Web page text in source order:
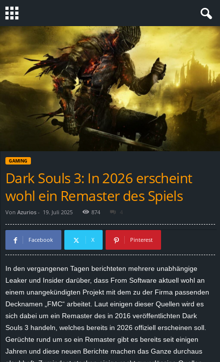
e
v
GAMING
Dark Souls 3: In 2026 erscheint
wohl ein Remaster des Spiels
Von Azurios - 19. Juli 2025 874 4
Facebook X Pinterest
In den vergangenen Tagen berichteten mehrere unabhängige
Leaker und Insider darüber, dass From Software aktuell wohl an
einem unangekündigten Projekt mit dem zu der Firma passenden
Decknamen „FMC“ arbeitet. Laut einigen dieser Quellen wird es
sich dabei um ein Remaster des in 2016 veröffentlichten Dark
Souls 3 handeln, welches bereits in 2026 offiziell erscheinen soll.
Gerüchte rund um so ein Remaster gibt es bereits seit einigen
Jahren und diese neuen Berichte machen das Ganze durchaus